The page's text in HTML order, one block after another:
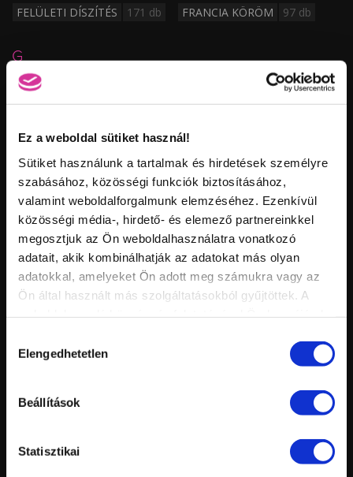
Ez a weboldal sütiket használ!
Sütiket használunk a tartalmak és hirdetések személyre
szabásához, közösségi funkciók biztosításához,
valamint weboldalforgalmunk elemzéséhez. Ezenkívül
közösségi média-, hirdető- és elemező partnereinkkel
megosztjuk az Ön weboldalhasználatra vonatkozó
adatait, akik kombinálhatják az adatokat más olyan
adatokkal, amelyeket Ön adott meg számukra vagy az
Ön által használt más szolgáltatásokból gyűjtöttek. A
kiválasztása
Elengedhetetlen
Beállítások
Statisztikai
FELÜLETI DÍSZÍTÉS 171 db FRANCIA KÖRÖM 97 db
G
GABÓ
H
HENNA FESTÉS 5 db
K
KÉZÁPOLÁS 19 db KOCKA KÖRÖM
92 db
KÖRÖMÁGY HOSSZABBÍTÁS
115 db
KÖRÖMLAKK
18 db KUBE NAIL 4 db
LÁBÁPOLÁS
M